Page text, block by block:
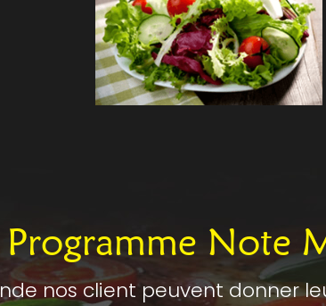
Note
nos client peuvent donner